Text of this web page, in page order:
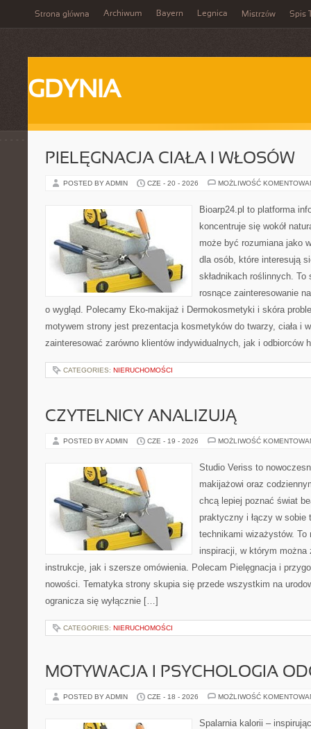
Strona główna Archiwum Bayern Legnica Mistrzów Spis
GDYNIA
PIELĘGNACJA CIAŁA I WŁOSÓW
POSTED BY ADMIN CZE - 20 - 2026 MOŻLIWOŚĆ
Bioarp24.pl to platforma
koncentruje się wokół
może być rozumiana jako
dla osób, które interesują
składnikach roślinnych.
rosnące zainteresowanie
o wygląd. Polecamy Eko-makijaż i Dermokosmetyki i skóra
motywem strony jest prezentacja kosmetyków do twarzy, ciała i
zainteresować zarówno klientów indywidualnych, jak i
CATEGORIES: NIERUCHOMOŚCI
CZYTELNICY ANALIZUJĄ
POSTED BY ADMIN CZE - 19 - 2026 MOŻLIWOŚĆ
Studio Veriss to
makijażowi oraz
chcą lepiej poznać świat
praktyczny i łączy w sobie
technikami wizażystów. To
inspiracji, w którym można
instrukcje, jak i szersze omówienia. Polecam Pielęgnacja i
nowości. Tematyka strony skupia się przede wszystkim na
ogranicza się wyłącznie […]
CATEGORIES: NIERUCHOMOŚCI
MOTYWACJA I PSYCHOLOGIA
POSTED BY ADMIN CZE - 18 - 2026 MOŻLIWOŚĆ
Spalarnia kalorii –